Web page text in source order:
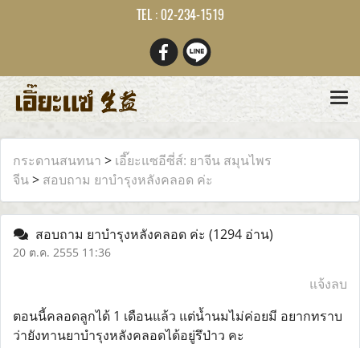
TEL : 02-234-1519
กระดานสนทนา > เอี๊ยะแซอีซี่ส์: ยาจีน สมุนไพร
จีน> สอบถาม ยาบำรุงหลังคลอด ค่ะ
สอบถาม ยาบำรุงหลังคลอด ค่ะ (1294 อ่าน)
20 ต.ค. 2555 11:36
แจ้งลบ
ตอนนี้คลอดลูกได้ 1 เดือนแล้ว แต่น้ำนมไม่ค่อยมี อยากทราบ
ว่ายังทานยาบำรุงหลังคลอดได้อยู่รึป่าว คะ